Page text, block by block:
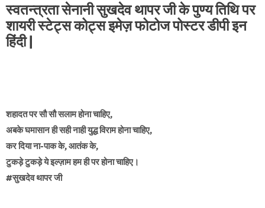
स्वतन्त्रता सेनानी सुखदेव थापर जी के पुण्य तिथि पर
शायरी स्टेट्स कोट्स इमेज़ फोटोज पोस्टर डीपी इन
हिंदी |
शहादत पर सौ सौ सलाम होना चाहिए,
अबके घमासान ही सही नाही युद्ध विराम होना चाहिए,
कर दिया ना-पाक के, आतंक के,
टुकड़े टुकड़े ये इल्ज़ाम हम ही पर होना चाहिए।
#सुखदेव थापर जी